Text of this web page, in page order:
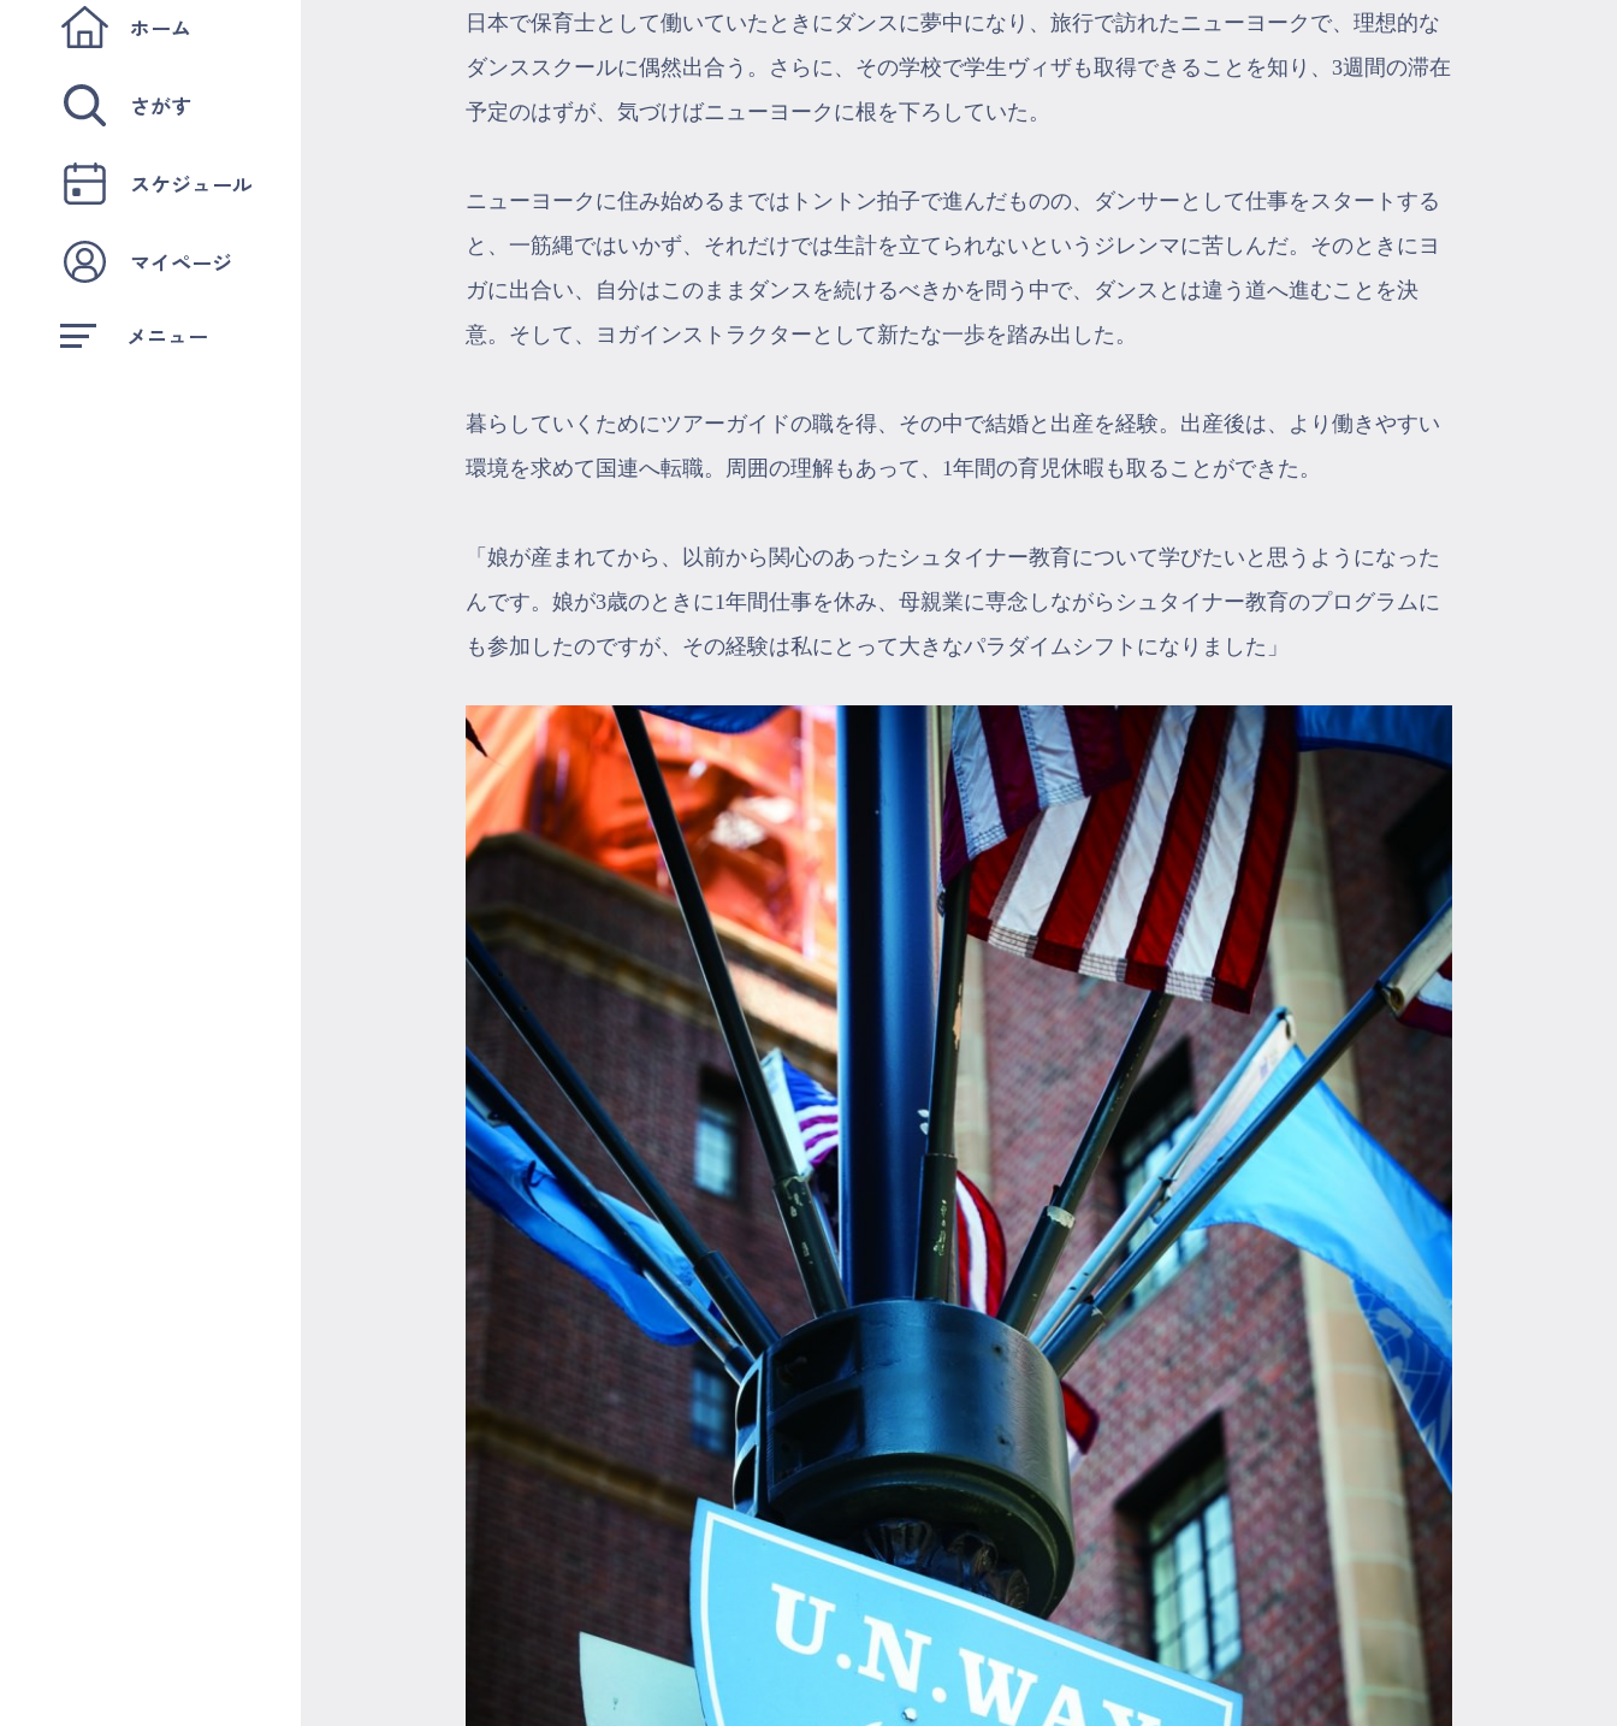
ホーム
さがす
スケジュール
マイページ
メニュー
日本で保育士として働いていたときにダンスに夢中になり、旅行で訪れたニューヨークで、理想的な
ダンススクールに偶然出合う。さらに、その学校で学生ヴィザも取得できることを知り、3週間の滞在
予定のはずが、気づけばニューヨークに根を下ろしていた。
ニューヨークに住み始めるまではトントン拍子で進んだものの、ダンサーとして仕事をスタートする
と、一筋縄ではいかず、それだけでは生計を立てられないというジレンマに苦しんだ。そのときにヨ
ガに出合い、自分はこのままダンスを続けるべきかを問う中で、ダンスとは違う道へ進むことを決
意。そして、ヨガインストラクターとして新たな一歩を踏み出した。
暮らしていくためにツアーガイドの職を得、その中で結婚と出産を経験。出産後は、より働きやすい
環境を求めて国連へ転職。周囲の理解もあって、1年間の育児休暇も取ることができた。
「娘が産まれてから、以前から関心のあったシュタイナー教育について学びたいと思うようになった
んです。娘が3歳のときに1年間仕事を休み、母親業に専念しながらシュタイナー教育のプログラムに
も参加したのですが、その経験は私にとって大きなパラダイムシフトになりました」